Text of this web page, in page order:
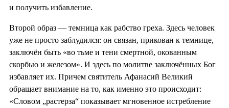
и получить избавление.
Второй образ — темница как рабство греха. Здесь человек
уже не просто заблудился: он связан, прикован к темнице,
заключён быть «во тьме и тени смертной, окованным
скорбью и железом». И здесь по молитве заключённых Бог
избавляет их. Причем святитель Афанасий Великий
обращает внимание на то, как именно это происходит:
«Словом „растерза“ показывает мгновенное истребление